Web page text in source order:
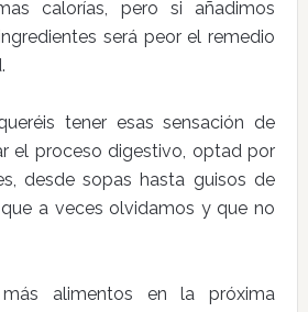
calorías, pero si añadimos
será peor el remedio
tener esas sensación de
el proceso digestivo, optad por
desde sopas hasta guisos de
a veces olvidamos y que no
alimentos en la próxima